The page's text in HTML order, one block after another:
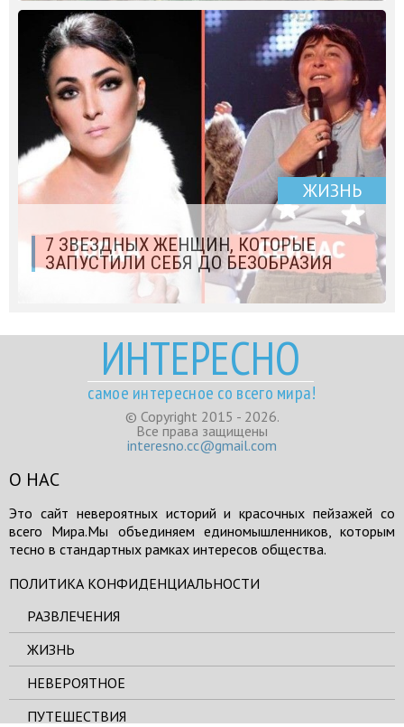
ЖИЗНЬ
7 ЗВЕЗДНЫХ ЖЕНЩИН, КОТОРЫЕ
ЗАПУСТИЛИ СЕБЯ ДО БЕЗОБРАЗИЯ
ИНТЕРЕСНО
самое интересное со всего мира!
© Copyright 2015 - 2026.
Все права защищены
interesno.cc@gmail.com
О НАС
Это сайт невероятных историй и красочных пейзажей со
всего Мира.Мы объединяем единомышленников, которым
тесно в стандартных рамках интересов общества.
ПОЛИТИКА КОНФИДЕНЦИАЛЬНОСТИ
РАЗВЛЕЧЕНИЯ
ЖИЗНЬ
НЕВЕРОЯТНОЕ
ПУТЕШЕСТВИЯ